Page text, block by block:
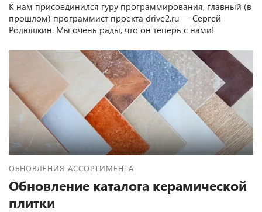
К нам присоединился гуру программирования, главный (в
прошлом) программист проекта drive2.ru — Сергей
Родюшкин. Мы очень рады, что он теперь с нами!
ОБНОВЛЕНИЯ АССОРТИМЕНТА
Обновление каталога керамической
плитки